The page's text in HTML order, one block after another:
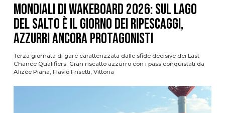
Mondiali di Wakeboard 2026: sul Lago
del Salto è il giorno dei ripescaggi,
azzurri ancora protagonisti
Terza giornata di gare caratterizzata dalle sfide decisive dei Last
Chance Qualifiers. Gran riscatto azzurro con i pass conquistati da
Alizée Piana, Flavio Frisetti, Vittoria